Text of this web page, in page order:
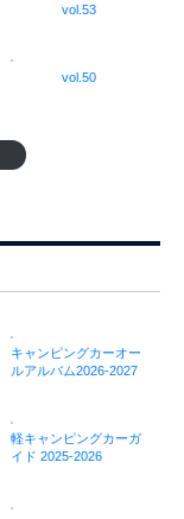
vol.53
vol.50
キャンピングカーオー
ルアルバム2026-2027
軽キャンピングカーガ
イド 2025-2026